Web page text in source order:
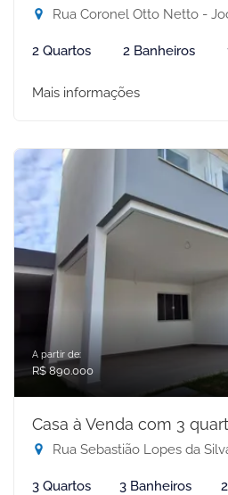
Rua Coronel Otto Netto - Jockey
2 Quartos 2 Banheiros
Mais informações
A partir de:
R$ 890.000
Casa à Venda com 3
Rua Sebastião Lopes da Silva -
3 Quartos 3 Banheiros